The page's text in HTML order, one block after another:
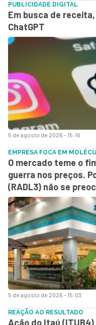
5 de agosto de 2026 - 15:16
PUBLICIDADE DIGITAL
Em busca de
ChatGPT
5 de agosto de 2026 - 15:03
EMPRESA FOCA EM
O mercado teme o
guerra nos preços.
(RADL3) não se
REAÇÃO AO RESULTADO
Ação do Itaú